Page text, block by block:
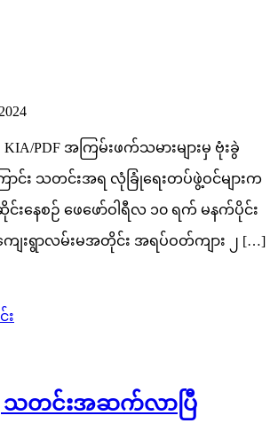
PDF အကြမ်းဖက်သမားများမှ ဗုံးခွဲ
ာင်း သတင်းအရ လုံခြုံရေးတပ်ဖွဲ့ဝင်များက
င်းနေစဉ် ဖေဖော်ဝါရီလ ၁၀ ရက် မနက်ပိုင်း
းရွာလမ်းမအတိုင်း အရပ်ဝတ်ကျား ၂ […]
း
တင်းအဆက်လာပြီ